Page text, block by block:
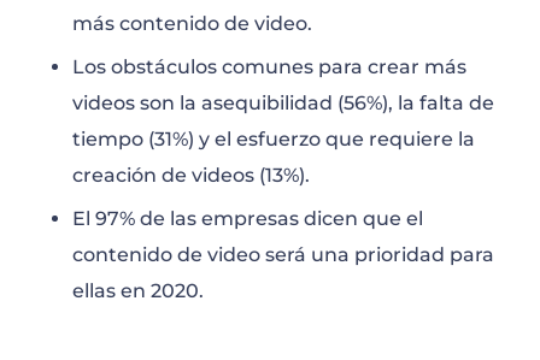
más contenido de video.
Los obstáculos comunes para crear más
videos son la asequibilidad (56%), la falta de
tiempo (31%) y el esfuerzo que requiere la
creación de videos (13%).
El 97% de las empresas dicen que el
contenido de video será una prioridad para
ellas en 2020.